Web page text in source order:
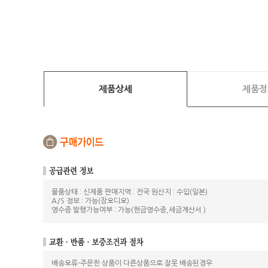
제품상세 제품
물품상태 : 신제품 판매지역 : 전국 원산지 : 수입(일본)
A/S 정보 : 가능(장오디오)
영수증 발행가능여부 : 가능(현금영수증,세금계산서 )
배송오류-주문한 상품이 다른상품으로 잘못 배송된경우